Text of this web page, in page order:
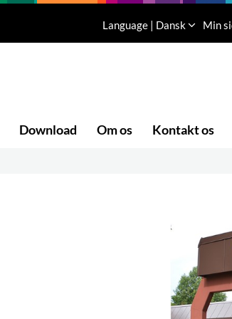
Language | Dansk Min
Download Om os Kontakt os